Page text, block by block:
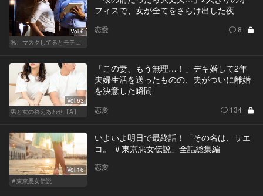
Vol.6
私、マスクしてるとモテるんです
フィスで、女が全てをさらけ出した夜
恋愛 8
Vol.63
男と女の答えあわせ【A】
「この妻、もう無理…！」デキ婚して2年
夫婦生活を送ったものの、夫がついに離婚
を決意した瞬間
恋愛 134
Vol.16
＃東京悪女伝説
いよいよ明日で最終話！「その名は、サエ
コ。 ＃東京悪女伝説」全話総集編
恋愛